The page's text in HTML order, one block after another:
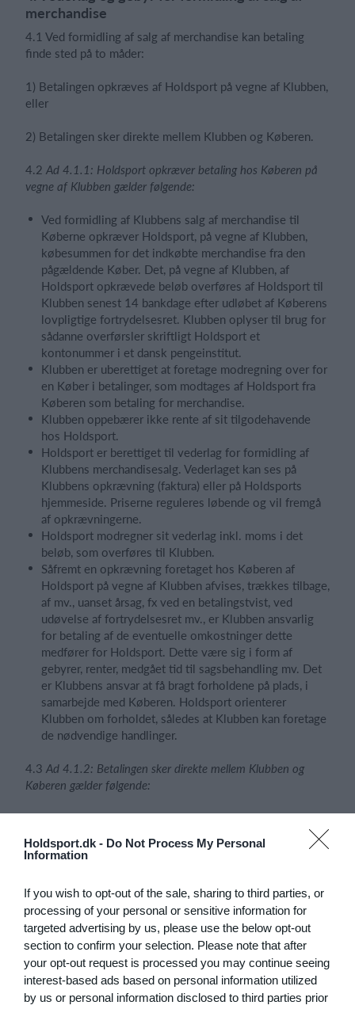
Holdsport.dk - Do Not Process My Personal
Information
If you wish to opt-out of the sale, sharing to third parties, or
processing of your personal or sensitive information for
targeted advertising by us, please use the below opt-out
section to confirm your selection. Please note that after
your opt-out request is processed you may continue seeing
interest-based ads based on personal information utilized
by us or personal information disclosed to third parties prior
merchandise
4.1 Ved formidling af salg af merchandise kan betaling
finde sted på to måder:
1) Betalingen opkræves af Holdsport på vegne af Klubben,
eller
2) Betalingen sker direkte mellem Klubben og Køberen.
4.2 Ad 4.1.1: Holdsport opkræver betaling hos Køberen på
vegne af Klubben gælder følgende:
Ved formidling af Klubbens salg af merchandise til
Køberne opkræver Holdsport, på vegne af Klubben,
købesummen for det indkøbte merchandise fra den
pågældende Køber. Det, på vegne af Klubben, af
Holdsport opkrævede beløb overføres af Holdsport til
Klubben senest 14 bankdage efter udløbet af Køberens
lovpligtige fortrydelsesret. Klubben oplyser til brug for
sådanne overførsler skriftligt Holdsport et
kontonummer i et dansk pengeinstitut.
Klubben er uberettiget at foretage modregning over for
en Køber i betalinger, som modtages af Holdsport fra
Køberen som betaling for merchandise.
Klubben oppebærer ikke rente af sit tilgodehavende
hos Holdsport.
Holdsport er berettiget til vederlag for formidling af
Klubbens merchandisesalg. Vederlaget kan ses på
Klubbens opkrævning (faktura) eller på Holdsports
hjemmeside. Priserne reguleres løbende og vil fremgå
af opkrævningerne.
Holdsport modregner sit vederlag inkl. moms i det
beløb, som overføres til Klubben.
Såfremt en opkrævning foretaget hos Køberen af
Holdsport på vegne af Klubben afvises, trækkes tilbage,
af mv., uanset årsag, fx ved en betalingstvist, ved
udøvelse af fortrydelsesret mv., er Klubben ansvarlig
for betaling af de eventuelle omkostninger dette
medfører for Holdsport. Dette være sig i form af
gebyrer, renter, medgået tid til sagsbehandling mv. Det
er Klubbens ansvar at få bragt forholdene på plads, i
samarbejde med Køberen. Holdsport orienterer
Klubben om forholdet, således at Klubben kan foretage
de nødvendige handlinger.
4.3 Ad 4.1.2: Betalingen sker direkte mellem Klubben og
Køberen gælder følgende:
Klubben og Køberen indgår betalingsaftalen og står
merchandise. Det kan fx ske via brug af betalingskort,
uvedkommende.
Holdsport er berettiget til vederlag for formidling af
Klubbens merchandisesalg. Vederlaget kan ses på
Klubbens opkrævning (faktura) eller på Holdsports
hjemmeside. Priserne reguleres løbende og vil fremgå
af opkrævningerne.